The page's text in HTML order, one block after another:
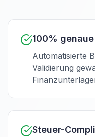
100%
Automatisierte
Validierung
Steuer-